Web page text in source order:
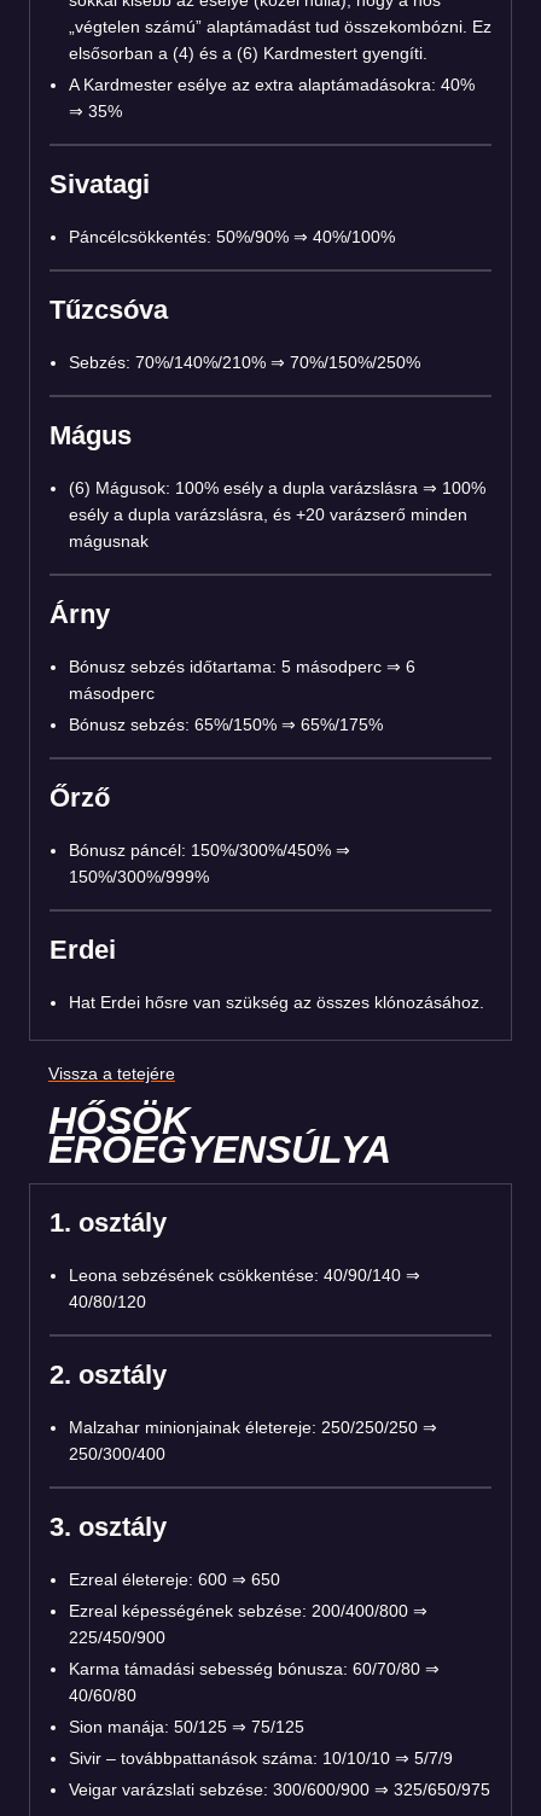
„végtelen számú” alaptámadást tud összekombózni. Ez
elsősorban a (4) és a (6) Kardmestert gyengíti.
A Kardmester esélye az extra alaptámadásokra: 40%
⇒ 35%
Sivatagi
Páncélcsökkentés: 50%/90% ⇒ 40%/100%
Tűzcsóva
Sebzés: 70%/140%/210% ⇒ 70%/150%/250%
Mágus
(6) Mágusok: 100% esély a dupla varázslásra ⇒ 100%
esély a dupla varázslásra, és +20 varázserő minden
mágusnak
Árny
Bónusz sebzés időtartama: 5 másodperc ⇒ 6
másodperc
Bónusz sebzés: 65%/150% ⇒ 65%/175%
Őrző
Bónusz páncél: 150%/300%/450% ⇒
150%/300%/999%
Erdei
Hat Erdei hősre van szükség az összes klónozásához.
Vissza a tetejére
HŐSÖK
ERŐEGYENSÚLYA
1. osztály
Leona sebzésének csökkentése: 40/90/140 ⇒
40/80/120
2. osztály
Malzahar minionjainak életereje: 250/250/250 ⇒
250/300/400
3. osztály
Ezreal életereje: 600 ⇒ 650
Ezreal képességének sebzése: 200/400/800 ⇒
225/450/900
Karma támadási sebesség bónusza: 60/70/80 ⇒
40/60/80
Sion manája: 50/125 ⇒ 75/125
Sivir – továbbpattanások száma: 10/10/10 ⇒ 5/7/9
Veigar varázslati sebzése: 300/600/900 ⇒ 325/650/975